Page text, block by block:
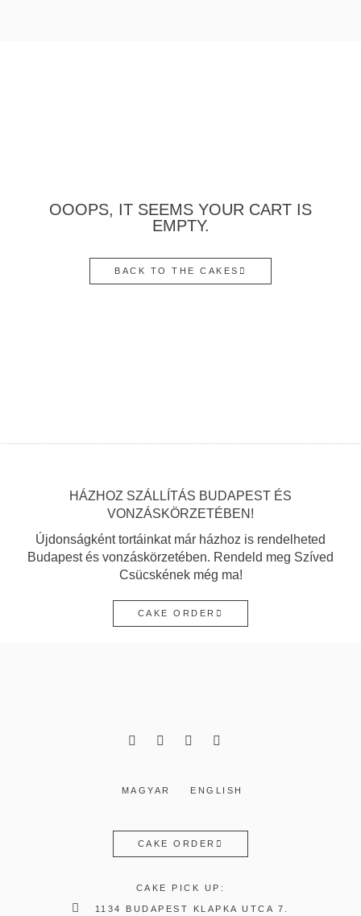
OOOPS, IT SEEMS YOUR CART IS
EMPTY.
BACK TO THE CAKES
HÁZHOZ SZÁLLÍTÁS BUDAPEST ÉS
VONZÁSKÖRZETÉBEN!
Újdonságként tortáinkat már házhoz is rendelheted
Budapest és vonzáskörzetében. Rendeld meg Szíved
Csücskének még ma!
CAKE ORDER
MAGYAR ENGLISH
CAKE ORDER
CAKE PICK UP:
1134 BUDAPEST KLAPKA UTCA 7.